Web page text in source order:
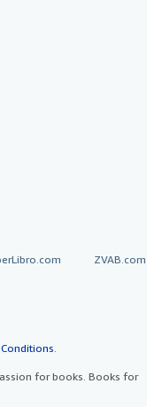
ZVAB.com
for books. Books for